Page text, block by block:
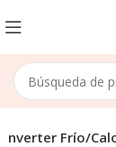
Frío/